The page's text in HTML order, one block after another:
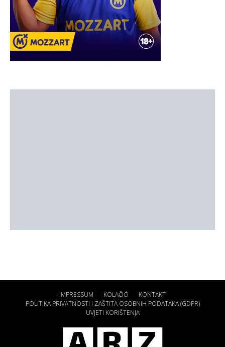
IMPRESSUM KOLAČIĆI
KONTAKT
POLITIKA PRIVATNOSTI I ZAŠTITA OSOBNIH PODATAKA (GDPR)
UVJETI KORIŠTENJA